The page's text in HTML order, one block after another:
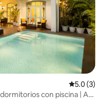
5.0 (3)
con piscina | A